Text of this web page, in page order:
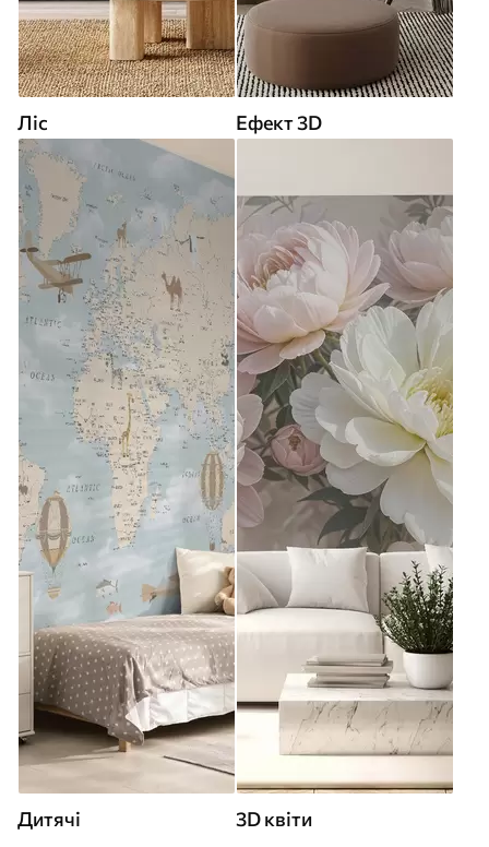
Ліс Ефект 3D
Дитячі 3D квіти